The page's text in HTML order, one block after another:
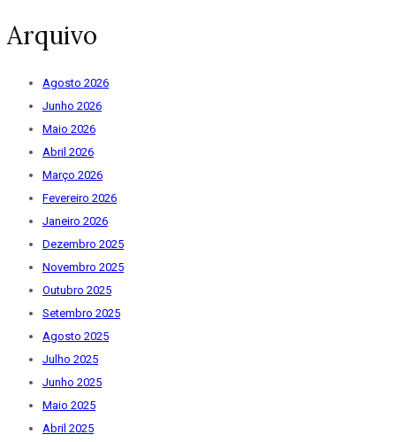
Arquivo
Agosto 2026
Junho 2026
Maio 2026
Abril 2026
Março 2026
Fevereiro 2026
Janeiro 2026
Dezembro 2025
Novembro 2025
Outubro 2025
Setembro 2025
Agosto 2025
Julho 2025
Junho 2025
Maio 2025
Abril 2025